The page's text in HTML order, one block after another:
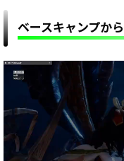
ベースキャンプか
動
画
レ
ヤ